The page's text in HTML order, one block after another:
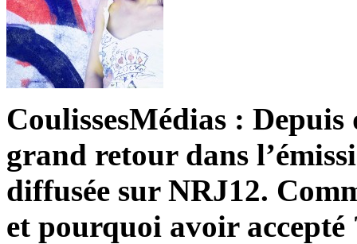
CoulissesMédias :
grand retour dans
diffusée sur NRJ12.
et pourquoi avoir accepté